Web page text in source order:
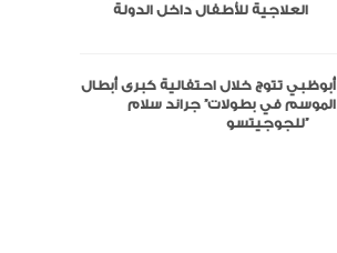
أبوظبي تتوج خلال احتفالية كبرى أبطال
الموسم في بطولات” جراند سلام
للجوجيتسو”